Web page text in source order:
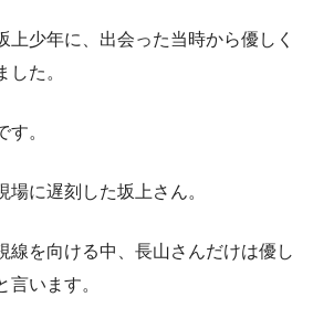
上少年に、出会った当時から優しく
た。
。
場に遅刻した坂上さん。
線を向ける中、長山さんだけは優し
言います。